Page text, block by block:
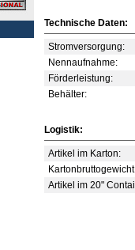
Technische Daten:
Stromversorgung:
Nennaufnahme:
Förderleistung:
Behälter:
Logistik:
Artikel im Karton:
Artikel im 20"